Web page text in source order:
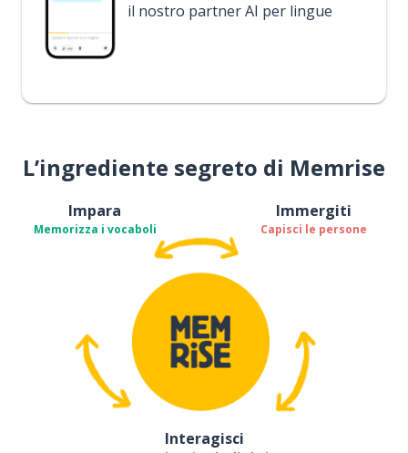
il nostro partner AI per lingue
L’ingrediente segreto di Memrise
Impara
Memorizza i vocaboli
Immergiti
Capisci le persone
Interagisci